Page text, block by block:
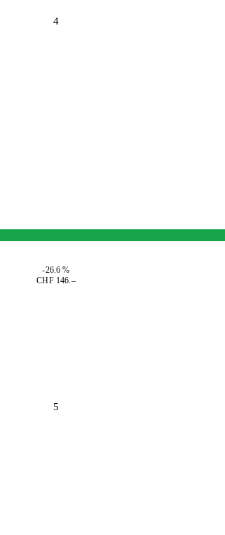
4
-26.6 %
CHF 146.–
5